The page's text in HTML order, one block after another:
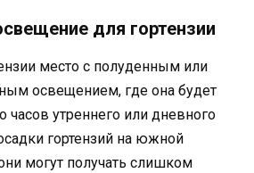
для гортензии
место с полуденным или
освещением, где она будет
часов утреннего или дневного
гортензий на южной
могут получать слишком